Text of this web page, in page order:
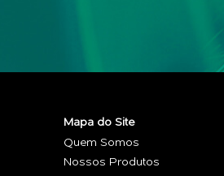
Mapa do Site
Quem Somos
Nossos Produtos